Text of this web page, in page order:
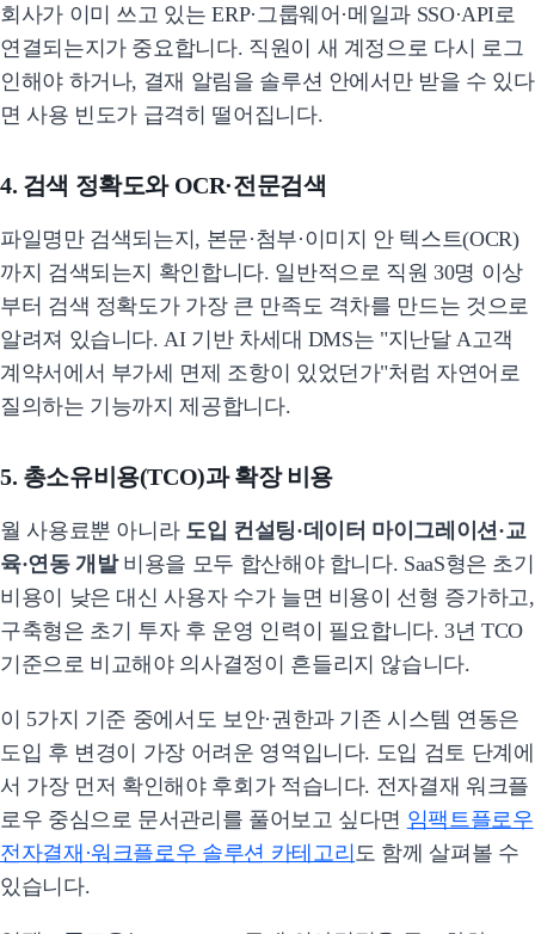
회사가 이미 쓰고 있는 ERP·그룹웨어·메일과 SSO·API로
연결되는지가 중요합니다. 직원이 새 계정으로 다시 로그
인해야 하거나, 결재 알림을 솔루션 안에서만 받을 수 있다
면 사용 빈도가 급격히 떨어집니다.
4. 검색 정확도와 OCR·전문검색
파일명만 검색되는지, 본문·첨부·이미지 안 텍스트(OCR)
까지 검색되는지 확인합니다. 일반적으로 직원 30명 이상
부터 검색 정확도가 가장 큰 만족도 격차를 만드는 것으로
알려져 있습니다. AI 기반 차세대 DMS는 "지난달 A고객
계약서에서 부가세 면제 조항이 있었던가"처럼 자연어로
질의하는 기능까지 제공합니다.
5. 총소유비용(TCO)과 확장 비용
월 사용료뿐 아니라 도입 컨설팅·데이터 마이그레이션·교
육·연동 개발비용을 모두 합산해야 합니다. SaaS형은 초기
비용이 낮은 대신 사용자 수가 늘면 비용이 선형 증가하고,
구축형은 초기 투자 후 운영 인력이 필요합니다. 3년 TCO
기준으로 비교해야 의사결정이 흔들리지 않습니다.
이 5가지 기준 중에서도 보안·권한과 기존 시스템 연동은
도입 후 변경이 가장 어려운 영역입니다. 도입 검토 단계에
서 가장 먼저 확인해야 후회가 적습니다. 전자결재 워크플
로우 중심으로 문서관리를 풀어보고 싶다면 임팩트플로우
전자결재·워크플로우 솔루션 카테고리 도 함께 살펴볼 수
있습니다.